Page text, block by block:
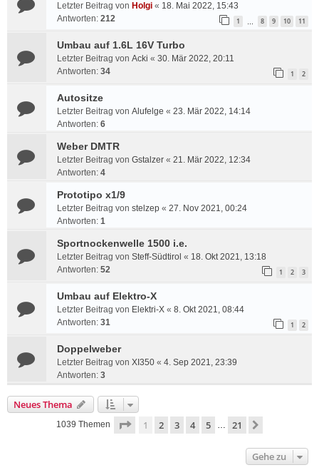
Letzter Beitrag von Holgi « 18. Mai 2022, 15:43
Antworten: 212 1 8 9 10 11
Umbau auf 1.6L 16V Turbo
Letzter Beitrag von Acki « 30. Mär 2022, 20:11
Antworten: 34 1 2
Autositze
Letzter Beitrag von Alufelge « 23. Mär 2022, 14:14
Antworten: 6
Weber DMTR
Letzter Beitrag von Gstalzer « 21. Mär 2022, 12:34
Antworten: 4
Prototipo x1/9
Letzter Beitrag von stelzep « 27. Nov 2021, 00:24
Antworten: 1
Sportnockenwelle 1500 i.e.
Letzter Beitrag von Steff-Südtirol « 18. Okt 2021, 13:18
Antworten: 52 1 2 3
Umbau auf Elektro-X
Letzter Beitrag von Elektri-X « 8. Okt 2021, 08:44
Antworten: 31 1 2
Doppelweber
Letzter Beitrag von XI350 « 4. Sep 2021, 23:39
Antworten: 3
Neues Thema
1039 Themen Seite 1von 21
1 2 3 4 5 … 21
Gehe zu